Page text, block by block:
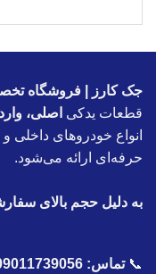
جک کارز | فروشگاه
قطعات یدکی اصلی،
انواع خودروهای داخلی
حرفه‌ای ارائه می‌شود.
به دلیل حجم بالای
📞تماس: